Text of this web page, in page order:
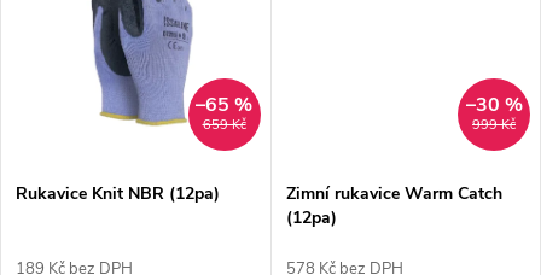
ů
659 Kč
–65 %
Rukavice Knit NBR (12pa)
189 Kč bez DPH
999 Kč
–30 %
Zimní rukavice Warm Catch
(12pa)
578 Kč bez DPH